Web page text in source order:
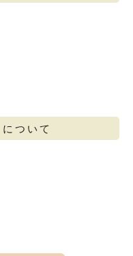
ついて